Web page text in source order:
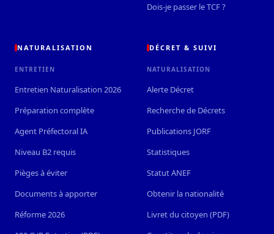
Dois-je passer le TCF ?
NATURALISATION
ENTRETIEN
Entretien Naturalisation 2026
Préparation complète
Agent Préfectoral IA
Niveau B2 requis
Pièges à éviter
Documents à apporter
Réforme 2026
DÉCRET & SUIVI
NATURALISATION
Alerte Décret
Recherche de Décrets
Publications JORF
Statistiques
Statut ANEF
Obtenir la nationalité
Livret du citoyen (PDF)